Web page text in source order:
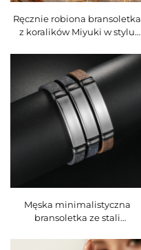
Ręcznie robiona bransoletka
z koralików Miyuki w stylu
kamieniami, regulowana, z
sznurkiem do przyciągania,
kod produktu O16BMI278
Męska minimalistyczna
bransoletka ze stali
wielu stylach, możliwa do